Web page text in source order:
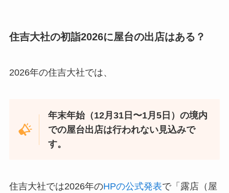
住吉大社の初詣2026に屋台の出店はある？
2026年の住吉大社では、
年末年始（12月31日〜1月5日）の境内
での屋台出店は行われない見込みで
す。
住吉大社では2026年のHPの公式発表で「露店（屋